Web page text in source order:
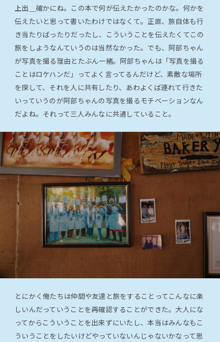
上出＿ 確かにね。この本で何が伝えたかったのかな。何かを
伝えたいと思って書いたわけではなくて。正直、旅自体も行
き当たりばったりだったし、こういうことを伝えたくてこの
旅をしようなんていうのは当然なかった。でも、阿部ちゃん
が写真を撮る理由とたぶん一緒。阿部ちゃんは「写真を撮る
ことはロケハンだ」ってよく言ってるんだけど、素敵な場所
を探して、それを人に共有したり、あわよくば連れて行きた
いっていうのが阿部ちゃんの写真を撮るモチベーションなん
だよね。それって三人みんなに共通していること。
とにかく俺たちは仲間や友達と旅をすることってこんなに楽
しいんだっていうことを再確認することができた。大人にな
ってからこういうことを出来ずにいたし、本当はみんなもこ
ういうことをしたいけどやっていないんじゃないかなって思